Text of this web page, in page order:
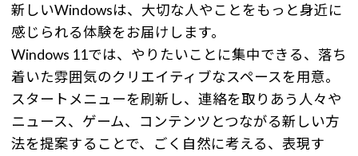
新しいWindowsは、大切な人やことをもっと身近に
感じられる体験をお届けします。
Windows 11では、やりたいことに集中できる、落ち
着いた雰囲気のクリエイティブなスペースを用意。
スタートメニューを刷新し、連絡を取りあう人々や
ニュース、ゲーム、コンテンツとつながる新しい方
法を提案することで、ごく自然に考える、表現す